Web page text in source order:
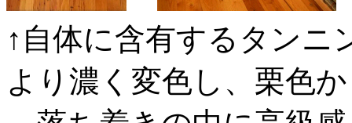
↑自体に含有するタンニ
より濃く変色し、栗色